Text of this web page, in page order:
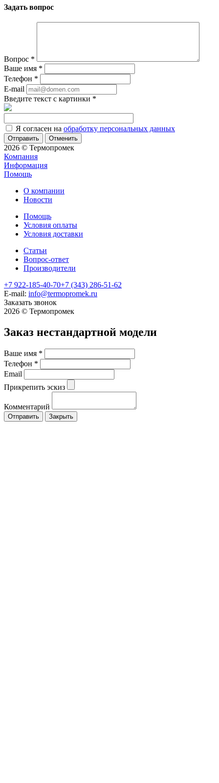
Задать вопрос
Вопрос *
Ваше имя *
Телефон *
E-mail
Введите текст с картинки *
Я согласен на обработку персональных данных
Отменить
2026 © Термопромек
Компания
Информация
Помощь
О компании
Новости
Помощь
Условия оплаты
Условия доставки
Статьи
Вопрос-ответ
Производители
+7 922-185-40-70+7 (343) 286-51-62
E-mail: info@termopromek.ru
Заказать звонок
2026 © Термопромек
Заказ нестандартной модели
Ваше имя *
Телефон *
Email
Прикрепить эскиз
Комментарий
Закрыть